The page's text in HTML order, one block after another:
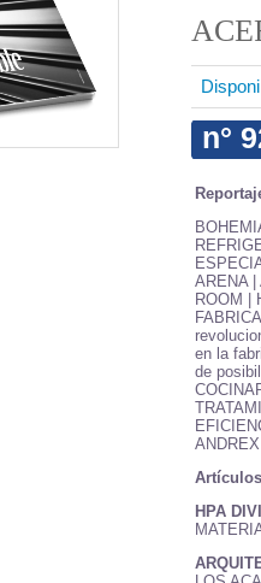
n°
ARENA |
ROOM |
en la
de
HPA